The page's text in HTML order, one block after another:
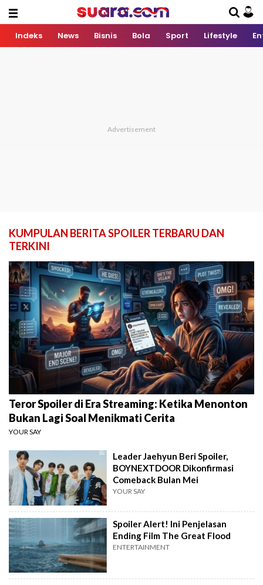
Indeks News Bisnis Bola Sport Lifestyle
KUMPULAN BERITA SPOILER TERBARU DAN
TERKINI
Teror Spoiler di Era Streaming: Ketika Menonton
Bukan Lagi Soal Menikmati Cerita
YOUR SAY
Leader Jaehyun Beri Spoiler,
BOYNEXTDOOR Dikonfirmasi
Comeback Bulan Mei
YOUR SAY
Spoiler Alert! Ini Penjelasan
Ending Film The Great Flood
ENTERTAINMENT